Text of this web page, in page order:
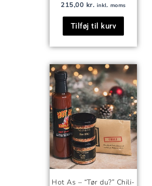
215,00 kr. inkl. moms
Tilføj til kurv
Hot As – “Tør du?” Chili-